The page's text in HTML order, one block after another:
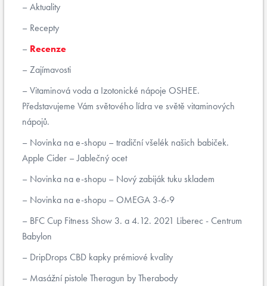
Aktuality
Recepty
Recenze
Zajímavosti
Vitaminová voda a Izotonické nápoje OSHEE.
Představujeme Vám světového lídra ve světě vitaminových
nápojů.
Novinka na e-shopu – tradiční všelék našich babiček.
Apple Cider – Jablečný ocet
Novinka na e-shopu – Nový zabiják tuku skladem
Novinka na e-shopu – OMEGA 3-6-9
BFC Cup Fitness Show 3. a 4.12. 2021 Liberec - Centrum
Babylon
DripDrops CBD kapky prémiové kvality
Masážní pistole Theragun by Therabody